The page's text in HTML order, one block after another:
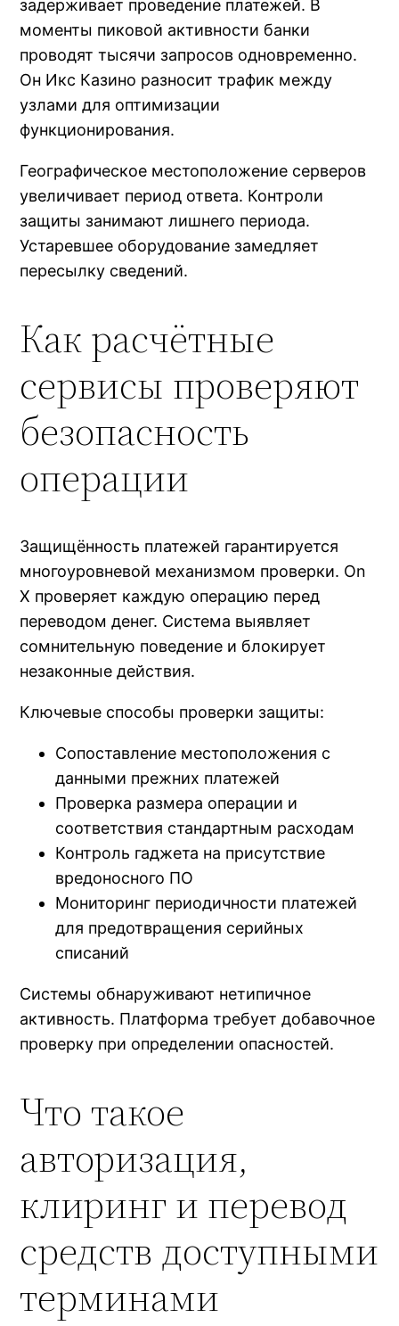
задерживает проведение платежей. В
моменты пиковой активности банки
проводят тысячи запросов одновременно.
Он Икс Казино разносит трафик между
узлами для оптимизации
функционирования.
Географическое местоположение серверов
увеличивает период ответа. Контроли
защиты занимают лишнего периода.
Устаревшее оборудование замедляет
пересылку сведений.
Как расчётные
сервисы проверяют
безопасность
операции
Защищённость платежей гарантируется
многоуровневой механизмом проверки. On
X проверяет каждую операцию перед
переводом денег. Система выявляет
сомнительную поведение и блокирует
незаконные действия.
Ключевые способы проверки защиты:
Сопоставление местоположения с
данными прежних платежей
Проверка размера операции и
соответствия стандартным расходам
Контроль гаджета на присутствие
вредоносного ПО
Мониторинг периодичности платежей
для предотвращения серийных
списаний
Системы обнаруживают нетипичное
активность. Платформа требует добавочное
проверку при определении опасностей.
Что такое
авторизация,
клиринг и перевод
средств доступными
терминами